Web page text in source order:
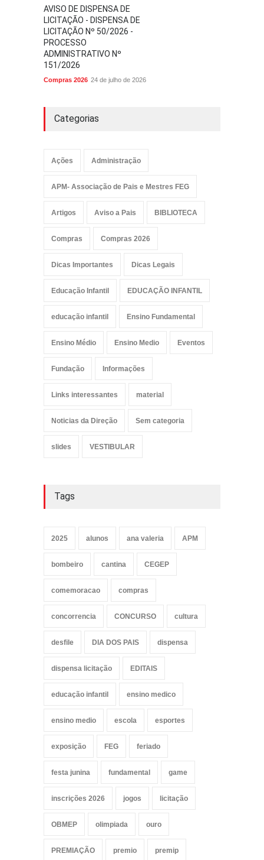
AVISO DE DISPENSA DE
LICITAÇÃO - DISPENSA DE
LICITAÇÃO Nº 50/2026 -
PROCESSO
ADMINISTRATIVO Nº
151/2026
Compras 2026 24 de julho de 2026
Categorias
Ações Administração
APM- Associação de Pais e Mestres FEG
Artigos Aviso a Pais BIBLIOTECA
Compras Compras 2026
Dicas Importantes Dicas Legais
Educação Infantil EDUCAÇÃO INFANTIL
educação infantil Ensino Fundamental
Ensino Médio Ensino Medio Eventos
Fundação Informações
Links interessantes material
Noticias da Direção Sem categoria
slides VESTIBULAR
Tags
2025 alunos ana valeria APM
bombeiro cantina CEGEP
comemoracao compras
concorrencia CONCURSO cultura
desfile DIA DOS PAIS dispensa
dispensa licitação EDITAIS
educação infantil ensino medico
ensino medio escola esportes
exposição FEG feriado
festa junina fundamental game
inscrições 2026 jogos licitação
OBMEP olimpiada ouro
PREMIAÇÃO premio premip